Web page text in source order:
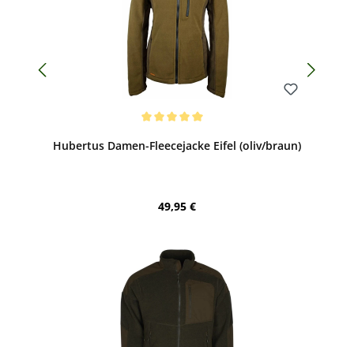
Hubertus Damen-Fleecejacke Eifel (oliv/braun)
Regulärer Preis:
49,95 €